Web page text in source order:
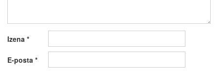
Izena *
E-posta *